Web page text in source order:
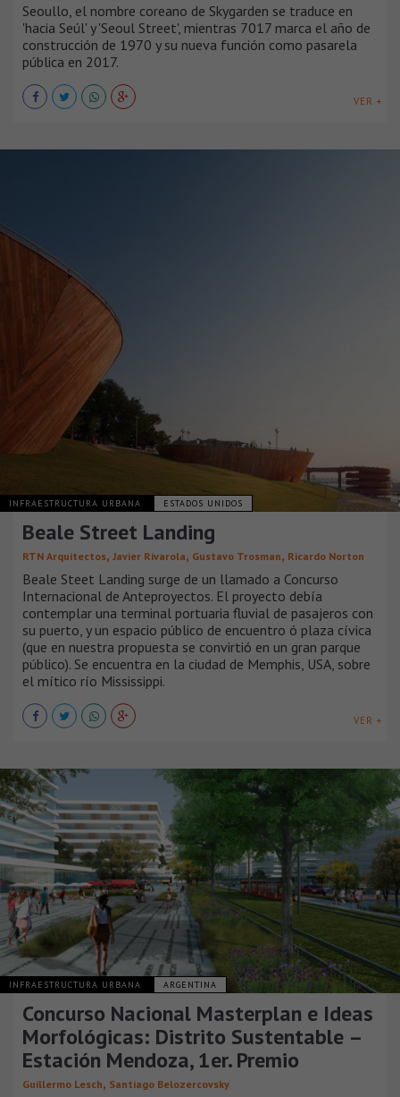
Seoullo, el nombre coreano de Skygarden se traduce en
'hacia Seúl' y 'Seoul Street', mientras 7017 marca el año de
construcción de 1970 y su nueva función como pasarela
pública en 2017.
VER +
INFRAESTRUCTURA URBANA ESTADOS UNIDOS
Beale Street Landing
RTN Arquitectos, Javier Rivarola, Gustavo Trosman, Ricardo Norton
Beale Steet Landing surge de un llamado a Concurso
Internacional de Anteproyectos. El proyecto debía
contemplar una terminal portuaria fluvial de pasajeros con
su puerto, y un espacio público de encuentro ó plaza cívica
(que en nuestra propuesta se convirtió en un gran parque
público). Se encuentra en la ciudad de Memphis, USA, sobre
el mítico río Mississippi.
VER +
INFRAESTRUCTURA URBANA ARGENTINA
Concurso Nacional Masterplan e Ideas
Morfológicas: Distrito Sustentable –
Estación Mendoza, 1er. Premio
Guillermo Lesch, Santiago Belozercovsky